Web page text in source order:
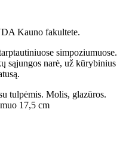
Kauno fakultete.
simpoziumuose.
sąjungos narė, už kūrybinius
tulpėmis. Molis, glazūros.
17,5 cm